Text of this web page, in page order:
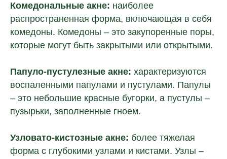
Комедональные акне: наиболее
распространенная форма, включающая в себя
комедоны. Комедоны – это закупоренные поры,
которые могут быть закрытыми или открытыми.
Папуло-пустулезные акне: характеризуются
воспаленными папулами и пустулами. Папулы
– это небольшие красные бугорки, а пустулы –
пузырьки, заполненные гноем.
Узловато-кистозные акне: более тяжелая
форма с глубокими узлами и кистами. Узлы –